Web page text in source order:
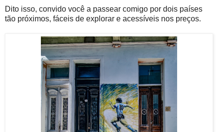
Dito isso, convido você a passear comigo por dois países
tão próximos, fáceis de explorar e acessíveis nos preços.